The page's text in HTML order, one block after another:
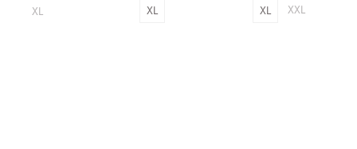
XL
XL
XL
XXL